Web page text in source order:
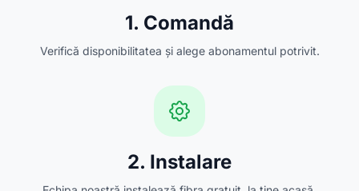
1. Comandă
Verifică disponibilitatea și alege abonamentul potrivit.
2. Instalare